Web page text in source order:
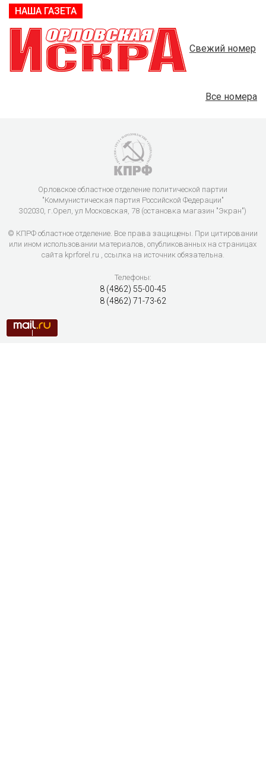
НАША ГАЗЕТА
Свежий номер
Все номера
Орловское областное отделение политической партии
"Коммунистическая партия Российской Федерации"
302030, г.Орел, ул Московская, 78 (остановка магазин "Экран")
© КПРФ областное отделение. Все права защищены. При цитировании
или ином использовании материалов, опубликованных на страницах
сайта kprforel.ru , ссылка на источник обязательна.
Телефоны:
8 (4862) 55-00-45
8 (4862) 71-73-62